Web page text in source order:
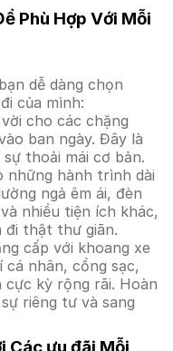
Phù Hợp Với Mỗi
dễ dàng chọn
của mình:
cho các chặng
ban ngày. Đây là
thoải mái cơ bản.
những hành trình dài
ngả êm ái, đèn
nhiều tiện ích khác,
đi thật thư giãn.
cấp với khoang xe
nhân, cổng sạc,
cực kỳ rộng rãi. Hoàn
riêng tư và sang